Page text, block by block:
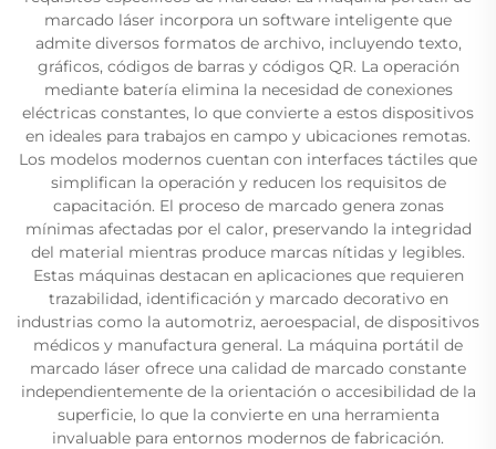
marcado láser incorpora un software inteligente que
admite diversos formatos de archivo, incluyendo texto,
gráficos, códigos de barras y códigos QR. La operación
mediante batería elimina la necesidad de conexiones
eléctricas constantes, lo que convierte a estos dispositivos
en ideales para trabajos en campo y ubicaciones remotas.
Los modelos modernos cuentan con interfaces táctiles que
simplifican la operación y reducen los requisitos de
capacitación. El proceso de marcado genera zonas
mínimas afectadas por el calor, preservando la integridad
del material mientras produce marcas nítidas y legibles.
Estas máquinas destacan en aplicaciones que requieren
trazabilidad, identificación y marcado decorativo en
industrias como la automotriz, aeroespacial, de dispositivos
médicos y manufactura general. La máquina portátil de
marcado láser ofrece una calidad de marcado constante
independientemente de la orientación o accesibilidad de la
superficie, lo que la convierte en una herramienta
invaluable para entornos modernos de fabricación.